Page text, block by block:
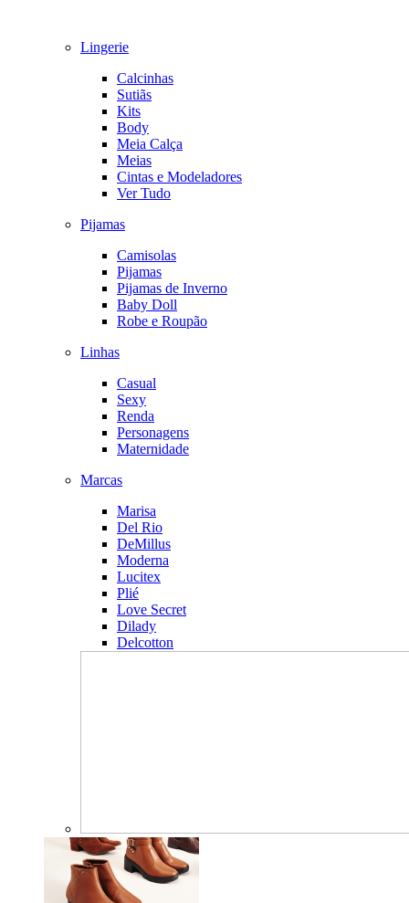
Lingerie
Calcinhas
Sutiãs
Kits
Body
Meia Calça
Meias
Cintas e Modeladores
Ver Tudo
Pijamas
Camisolas
Pijamas
Pijamas de Inverno
Baby Doll
Robe e Roupão
Linhas
Casual
Sexy
Renda
Personagens
Maternidade
Marcas
Marisa
Del Rio
DeMillus
Moderna
Lucitex
Plié
Love Secret
Dilady
Delcotton